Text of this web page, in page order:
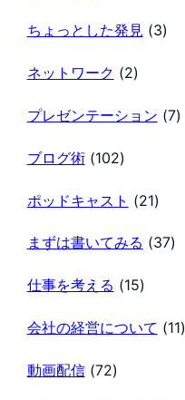
ちょっとした発見 (3)
ネットワーク (2)
プレゼンテーション (7)
ブログ術(102)
ポッドキャスト (21)
まずは書いてみる (37)
仕事を考える (15)
会社の経営について (11)
動画配信(72)